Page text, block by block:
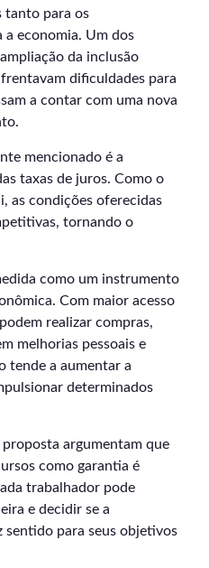
tanto para os
economia. Um dos
da inclusão
dificuldades para
a contar com uma nova
mencionado é a
taxas de juros. Como o
as condições oferecidas
tornando o
como um instrumento
Com maior acesso
realizar compras,
melhorias pessoais e
tende a aumentar a
determinados
argumentam que
como garantia é
trabalhador pode
e decidir se a
para seus objetivos